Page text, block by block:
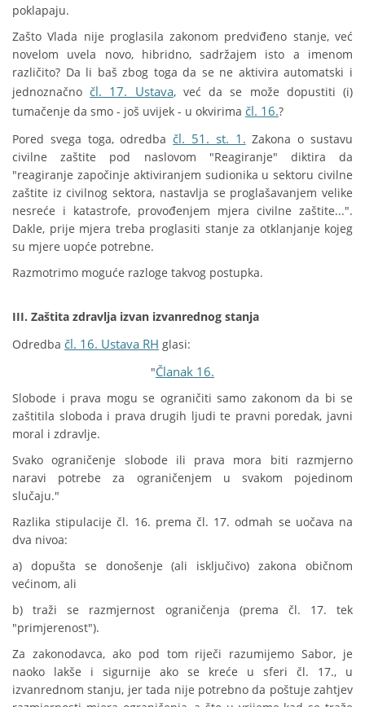
poklapaju.
Zašto Vlada nije proglasila zakonom predviđeno stanje, već
novelom uvela novo, hibridno, sadržajem isto a imenom
različito? Da li baš zbog toga da se ne aktivira automatski i
jednoznačno čl. 17. Ustava, već da se može dopustiti (i)
tumačenje da smo - još uvijek - u okvirima čl. 16.?
Pored svega toga, odredba čl. 51. st. 1. Zakona o sustavu
civilne zaštite pod naslovom "Reagiranje" diktira da
"reagiranje započinje aktiviranjem sudionika u sektoru civilne
zaštite iz civilnog sektora, nastavlja se proglašavanjem velike
nesreće i katastrofe, provođenjem mjera civilne zaštite...".
Dakle, prije mjera treba proglasiti stanje za otklanjanje kojeg
su mjere uopće potrebne.
Razmotrimo moguće razloge takvog postupka.
III. Zaštita zdravlja izvan izvanrednog stanja
Odredba čl. 16. Ustava RH glasi:
"Članak 16.
Slobode i prava mogu se ograničiti samo zakonom da bi se
zaštitila sloboda i prava drugih ljudi te pravni poredak, javni
moral i zdravlje.
Svako ograničenje slobode ili prava mora biti razmjerno
naravi potrebe za ograničenjem u svakom pojedinom
slučaju."
Razlika stipulacije čl. 16. prema čl. 17. odmah se uočava na
dva nivoa:
a) dopušta se donošenje (ali isključivo) zakona običnom
većinom, ali
b) traži se razmjernost ograničenja (prema čl. 17. tek
"primjerenost").
Za zakonodavca, ako pod tom riječi razumijemo Sabor, je
naoko lakše i sigurnije ako se kreće u sferi čl. 17., u
izvanrednom stanju, jer tada nije potrebno da poštuje zahtjev